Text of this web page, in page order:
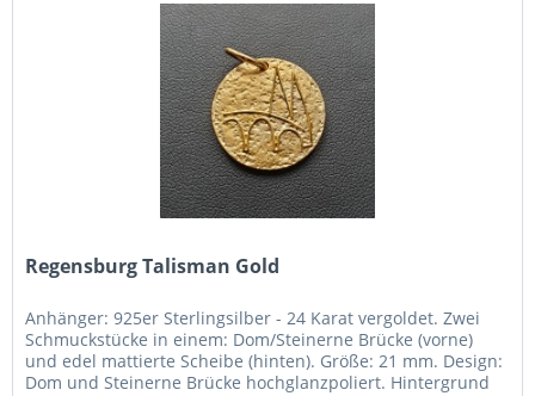
Regensburg Talisman Gold
Anhänger: 925er Sterlingsilber - 24 Karat vergoldet. Zwei
Schmuckstücke in einem: Dom/Steinerne Brücke (vorne)
und edel mattierte Scheibe (hinten). Größe: 21 mm. Design:
Dom und Steinerne Brücke hochglanzpoliert. Hintergrund